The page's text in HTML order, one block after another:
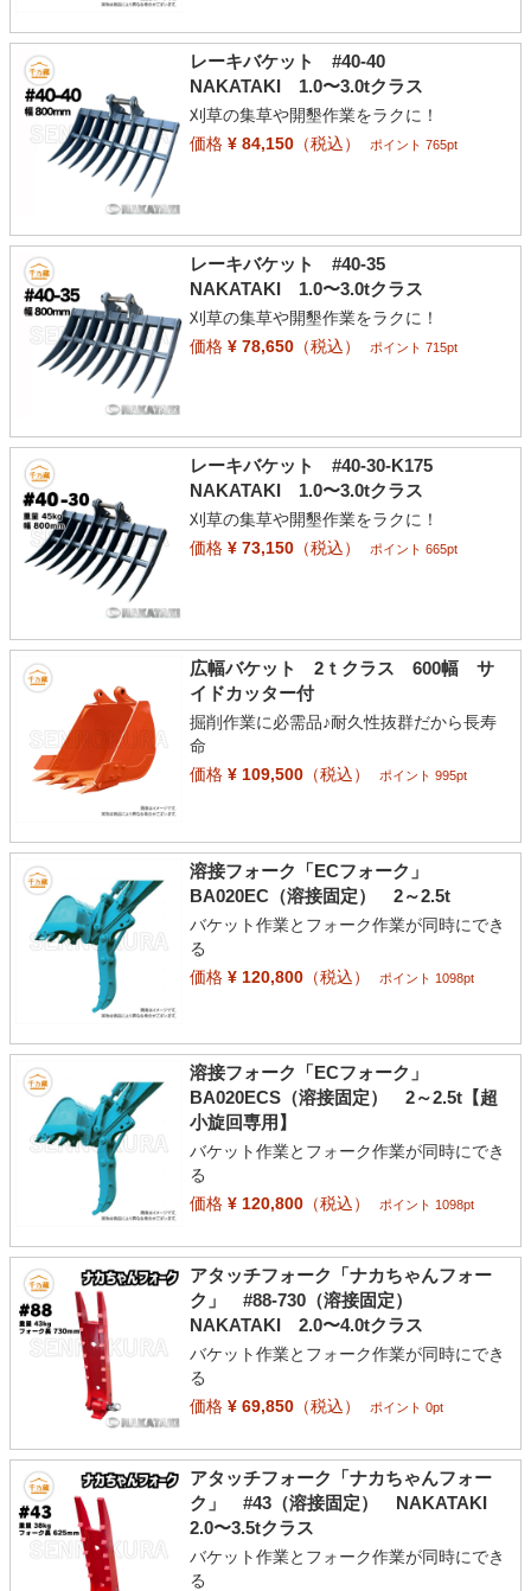
レーキバケット #40-40
NAKATAKI 1.0〜3.0tクラス
刈草の集草や開墾作業をラクに！
価格¥ 84,150（税込） ポイント 765pt
レーキバケット #40-35
NAKATAKI 1.0〜3.0tクラス
刈草の集草や開墾作業をラクに！
価格¥ 78,650（税込） ポイント 715pt
レーキバケット #40-30-K175
NAKATAKI 1.0〜3.0tクラス
刈草の集草や開墾作業をラクに！
価格¥ 73,150（税込） ポイント 665pt
広幅バケット 2ｔクラス 600幅 サ
イドカッター付
掘削作業に必需品♪耐久性抜群だから長寿
命
価格¥ 109,500（税込） ポイント 995pt
溶接フォーク「ECフォーク」
BA020EC（溶接固定） 2～2.5t
バケット作業とフォーク作業が同時にでき
る
価格¥ 120,800（税込） ポイント 1098pt
溶接フォーク「ECフォーク」
BA020ECS（溶接固定） 2～2.5t【超
小旋回専用】
バケット作業とフォーク作業が同時にでき
る
価格¥ 120,800（税込） ポイント 1098pt
アタッチフォーク「ナカちゃんフォー
ク」 #88-730（溶接固定）
NAKATAKI 2.0〜4.0tクラス
バケット作業とフォーク作業が同時にでき
る
価格¥ 69,850（税込） ポイント 0pt
アタッチフォーク「ナカちゃんフォー
ク」 #43（溶接固定） NAKATAKI
2.0〜3.5tクラス
バケット作業とフォーク作業が同時にでき
る